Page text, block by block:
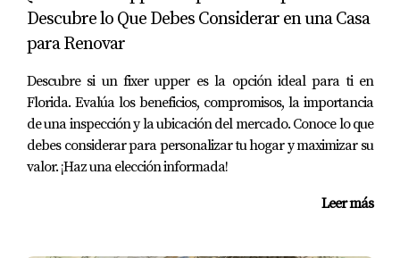
atractiva, lo que puede beneficiar a ambos en el proceso.
Consecuencias de Ignorar las Contingencias
Omitir o no comprender estas cláusulas puede traer
consecuencias graves, como:
Perder el depósito en caso de no poder completar
la compra.
Descubre lo Que Debes Considerar en una Casa
para Renovar
Descubre si un fixer upper es la opción ideal para ti en
Florida. Evalúa los beneficios, compromisos, la importancia
de una inspección y la ubicación del mercado. Conoce lo que
debes considerar para personalizar tu hogar y maximizar su
valor. ¡Haz una elección informada!
Leer más